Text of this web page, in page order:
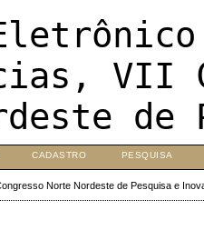
VII
de
CADASTRO PESQUISA
Norte Nordeste de Pesquisa e